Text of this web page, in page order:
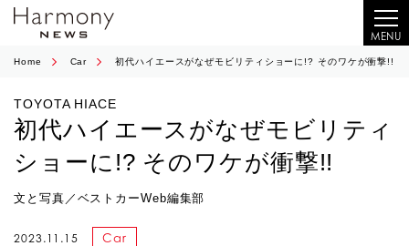
MENU
Home Car 初代ハイエースがなぜモビリティショーに!? そのワケが衝撃!!
TOYOTA HIACE
初代ハイエースがなぜモビリティ
ショーに!? そのワケが衝撃!!
文と写真／ベストカーWeb編集部
2023.11.15 Car